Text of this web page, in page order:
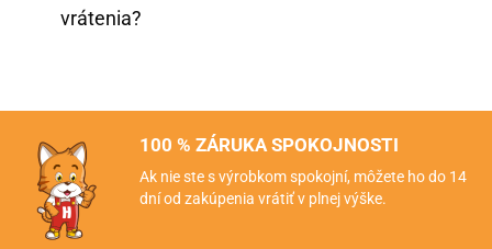
vrátenia?
100 % ZÁRUKA SPOKOJNOSTI
Ak nie ste s výrobkom spokojní, môžete ho do 14
dní od zakúpenia vrátiť v plnej výške.